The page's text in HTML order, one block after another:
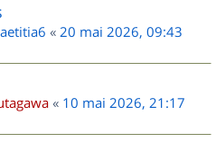
« 20 mai 2026, 09:43
« 10 mai 2026, 21:17